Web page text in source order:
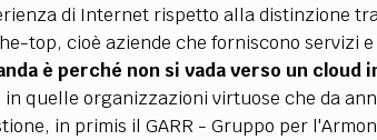
di Internet rispetto alla distinzione
top, cioè aziende che forniscono servizi
è perché non si vada verso un cloud
in quelle organizzazioni virtuose che da
in primis il GARR - Gruppo per